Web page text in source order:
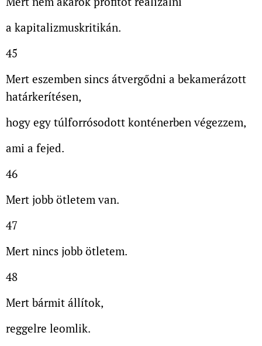
a kapitalizmuskritikán.
45
Mert eszemben sincs átvergődni a bekamerázott
határkerítésen,
hogy egy túlforrósodott konténerben végezzem,
ami a fejed.
46
Mert jobb ötletem van.
47
Mert nincs jobb ötletem.
48
Mert bármit állítok,
reggelre leomlik.